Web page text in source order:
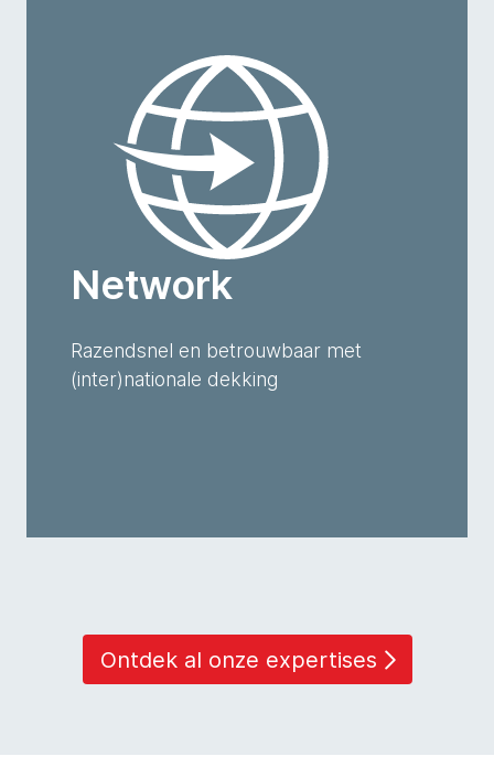
Network
Razendsnel en betrouwbaar met
(inter)nationale dekking
Ontdek al onze expertises